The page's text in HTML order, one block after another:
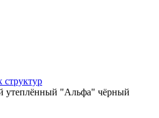
утеплённый "Альфа" чёрный